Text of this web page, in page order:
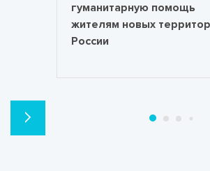
гуманитарную помощь
жителям новых
России